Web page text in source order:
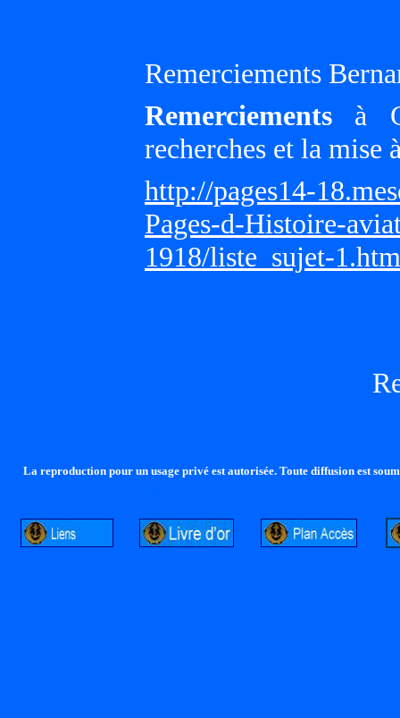
Remerciements
Remerciements à
recherches et la mise
http://pages14-
Pages-d-Histoire-
1918/liste_sujet-1.htm
La reproduction pour un usage privé est autorisée. Toute diffusion est